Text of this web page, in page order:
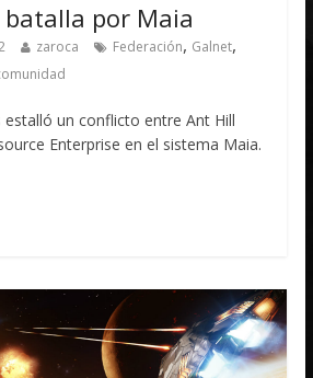
por Maia
zaroca Federación, Galnet,
estalló un conflicto entre Ant Hill
Enterprise en el sistema Maia.